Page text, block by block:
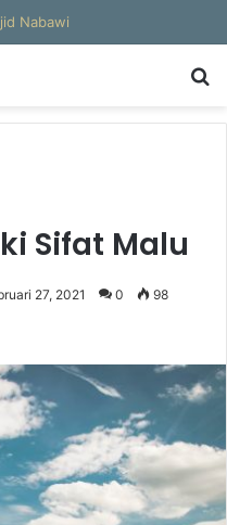
Sifat Malu
27, 2021 0 98